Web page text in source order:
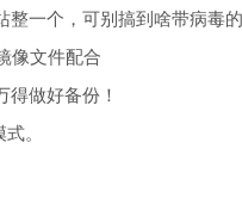
整一个，可别搞到啥带病毒
像文件配合
做好备份！
。